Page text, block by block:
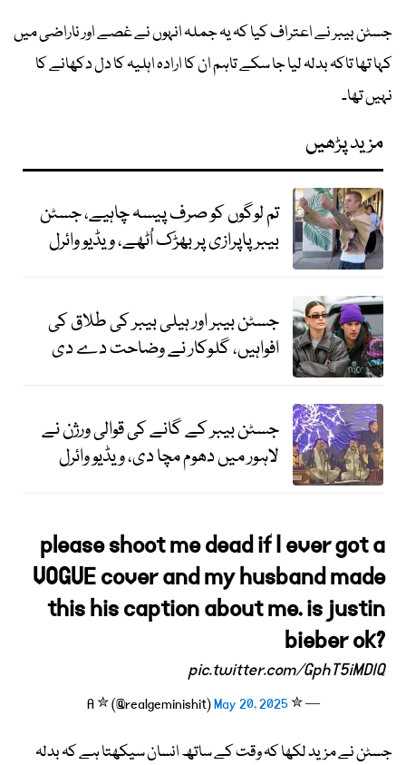
جسٹن بیبر نے اعتراف کیا کہ یہ جملہ انہوں نے غصے اور ناراضی میں
کہا تھا تاکہ بدلہ لیا جا سکے تاہم ان کا ارادہ اہلیہ کا دل دکھانے کا
نہیں تھا۔
مزید پڑھیں
تم لوگوں کو صرف پیسہ چاہیے، جسٹن
بیبر پاپرازی پر بھڑک اُٹھے، ویڈیو وائرل
جسٹن بیبر اور ہیلی بیبر کی طلاق کی
افواہیں، گلوکار نے وضاحت دے دی
جسٹن بیبر کے گانے کی قوالی ورژن نے
لاہور میں دھوم مچا دی، ویڈیو وائرل
please shoot me dead if I ever got a
VOGUE cover and my husband made
this his caption about me. is justin
bieber ok?
pic.twitter.com/GphT5iMDlQ
— ✮ A ✮ (@realgeminishit)
May 20, 2025
جسٹن نے مزید لکھا کہ وقت کے ساتھ انسان سیکھتا ہے کہ بدلہ